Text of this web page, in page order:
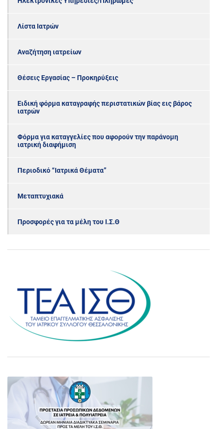
Λίστα Ιατρών
Αναζήτηση ιατρείων
Θέσεις Εργασίας – Προκηρύξεις
Ειδική φόρμα καταγραφής περιστατικών βίας εις βάρος
ιατρών
Φόρμα για καταγγελίες που αφορούν την παράνομη
ιατρική διαφήμιση
Περιοδικό “Ιατρικά Θέματα”
Μεταπτυχιακά
Προσφορές για τα μέλη του Ι.Σ.Θ